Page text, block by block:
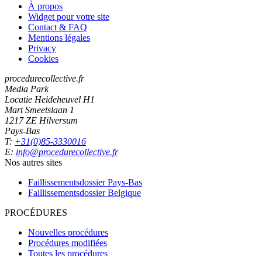
À propos
Widget pour votre site
Contact & FAQ
Mentions légales
Privacy
Cookies
procedurecollective.fr
Media Park
Locatie Heideheuvel H1
Mart Smeetslaan 1
1217 ZE Hilversum
Pays-Bas
T: +31(0)85-3330016
E: info@procedurecollective.fr
Nos autres sites
Faillissementsdossier Pays-Bas
Faillissementsdossier Belgique
PROCÉDURES
Nouvelles procédures
Procédures modifiées
Toutes les procédures